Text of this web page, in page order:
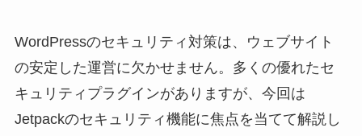
WordPressのセキュリティ対策は、ウェブサイト
の安定した運営に欠かせません。多くの優れたセ
キュリティプラグインがありますが、今回は
Jetpackのセキュリティ機能に焦点を当てて解説し